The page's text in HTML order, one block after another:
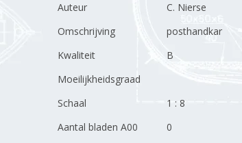
Auteur
C. Nierse
Omschrijving
posthandkar
Kwaliteit
B
Moeilijkheidsgraad
Schaal
1 : 8
Aantal bladen A00
0